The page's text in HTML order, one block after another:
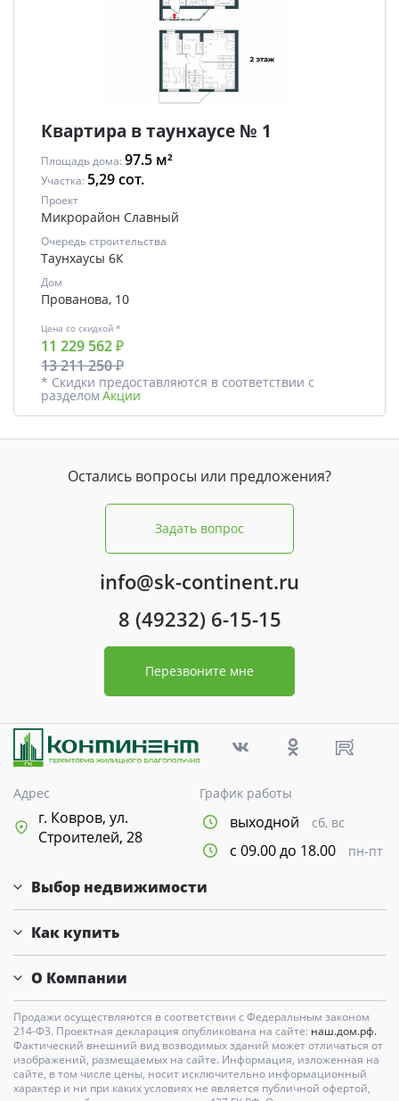
Квартира в таунхаусе № 1
Площадь дома: 97.5 м²
Участка: 5,29 сот.
Проект
Микрорайон Славный
Очередь строительства
Таунхаусы 6К
Дом
Прованова, 10
Цена со скидкой *
11 229 562 ₽
13 211 250 ₽
* Скидки предоставляются в соответствии с
разделом Акции
Остались вопросы или предложения?
Задать вопрос
info@sk-continent.ru
8 (49232) 6-15-15
Перезвоните мне
Адрес
г. Ковров, ул.
Строителей, 28
График работы
выходной сб, вс
с 09.00 до 18.00 пн-пт
Выбор недвижимости
Как купить
О Компании
Продажи осуществляются в соответствии с Федеральным законом
214-Ф3. Проектная декларация опубликована на сайте: наш.дом.рф.
Фактический внешний вид возводимых зданий может отличаться от
изображений, размещаемых на сайте. Информация, изложенная на
сайте, в том числе цены, носит исключительно информационный
характер и ни при каких условиях не является публичной офертой,